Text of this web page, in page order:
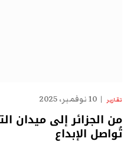
تقارير 10 نوفمبر، 2025
من الجزائر إلى ميدان
تُواصل الإبداع